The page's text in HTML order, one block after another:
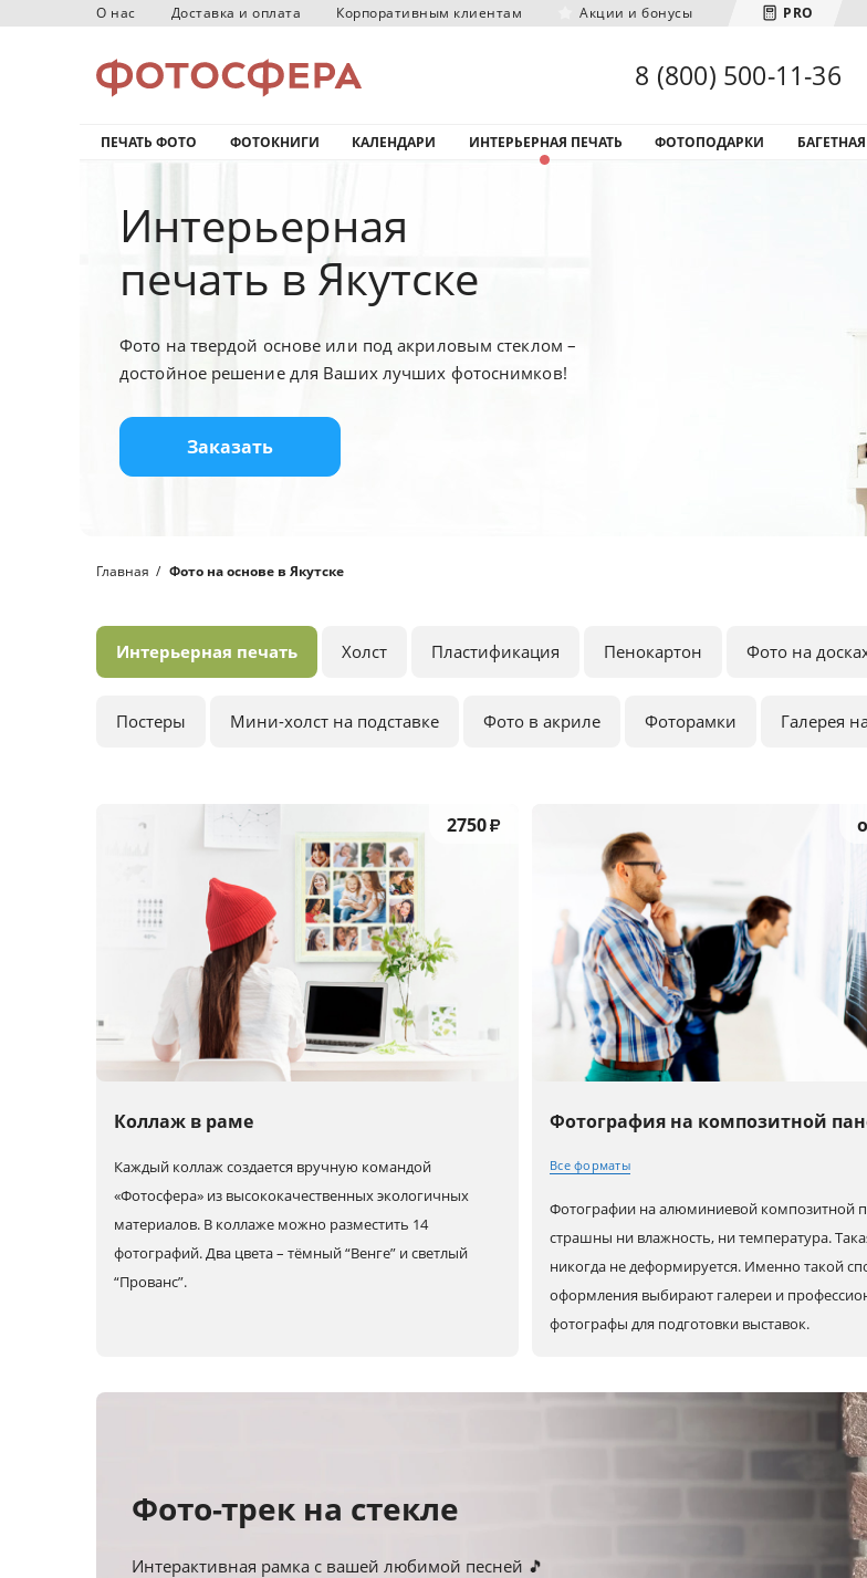
О нас Доставка и оплата Корпоративным клиентам Акции и бонусы PRO
Загрузка
8 (800) 500-11-36
ПЕЧАТЬ ФОТО ФОТОКНИГИ КАЛЕНДАРИ ИНТЕРЬЕРНАЯ ПЕЧАТЬ ФОТОПОДАРКИ
Интерьерная
печать в Якутске
Фото на твердой основе или под акриловым стеклом –
достойное решение для Ваших лучших фотоснимков!
Заказать
Главная Фото на основе в Якутске
Интерьерная печать Холст Пластификация Пенокартон Фото на
Постеры Мини-холст на подставке Фото в акриле Фоторамки Галерея
Коллаж в раме
2750₽
Каждый коллаж создается вручную командой
«Фотосфера» из высококачественных экологичных
материалов. В коллаже можно разместить 14
фотографий. Два цвета – тёмный “Венге” и светлый
“Прованс”.
Фотография на композитной
Фотографии на алюминиевой композитной
страшны ни влажность, ни температура.
никогда не деформируется. Именно такой
оформления выбирают галереи и
фотографы для подготовки выставок.
Все форматы
30x20 (A4)
40x30 (A3)
80x60 (A1)
90x60
30x30
Фото-трек на стекле
Интерактивная рамка с вашей любимой песней 🎵